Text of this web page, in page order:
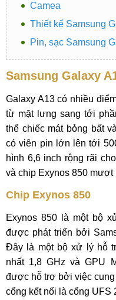
Camea
Thiết kế Samsung
Pin, sạc Samsung
Samsung Galaxy
Galaxy A13 có nhiều
từ mặt lưng sang tới
thể chiếc mát bỏng bất
có viên pin lớn lên tới
hình 6,6 inch rộng rãi
và chip Exynos 850 mượt
Chip Exynos 850
Exynos 850 là một bộ
được phát triển bởi
Đây là một bộ xử lý hỗ
nhất 1,8 GHz và GPU
được hỗ trợ bởi việc
cổng kết nối là cổng UFS